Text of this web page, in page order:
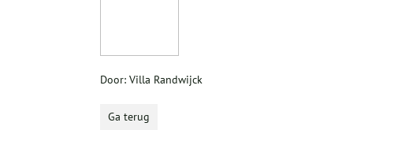
Door: Villa Randwijck
Ga terug